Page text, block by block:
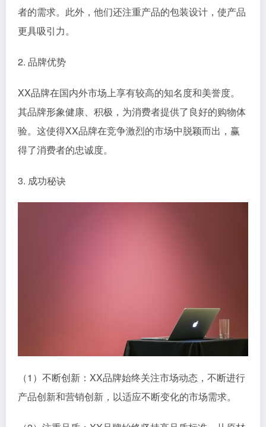
者的需求。此外，他们还注重产品的包装设计，使产品
更具吸引力。
2. 品牌优势
XX品牌在国内外市场上享有较高的知名度和美誉度。
其品牌形象健康、积极，为消费者提供了良好的购物体
验。这使得XX品牌在竞争激烈的市场中脱颖而出，赢
得了消费者的忠诚度。
3. 成功秘诀
（1）不断创新：XX品牌始终关注市场动态，不断进行
产品创新和营销创新，以适应不断变化的市场需求。